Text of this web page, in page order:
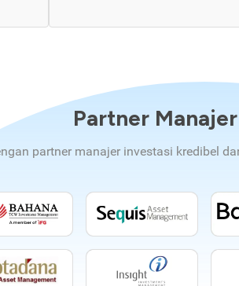
Partner
partner manajer investasi kredibel